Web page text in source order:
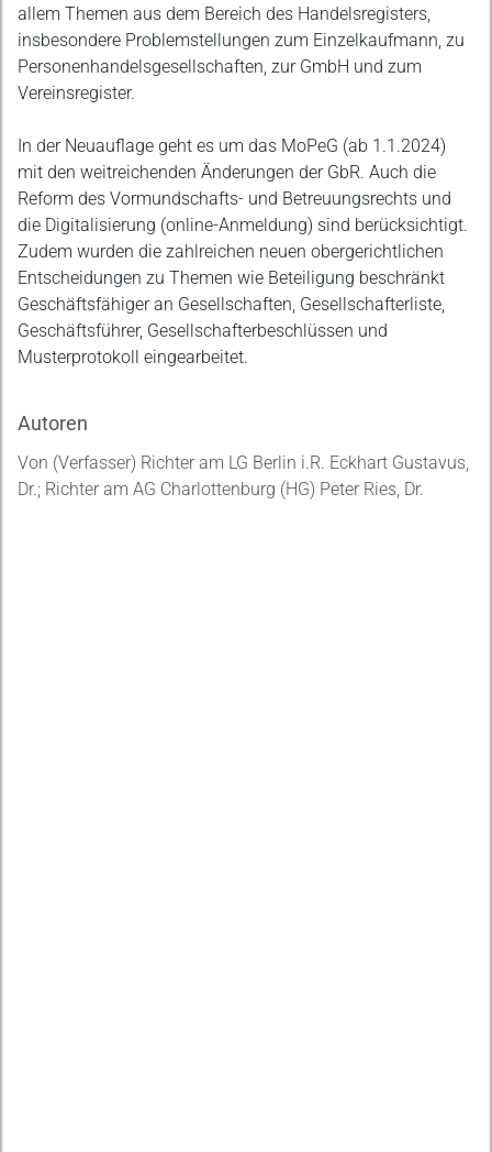
allem Themen aus dem Bereich des Handelsregisters,
insbesondere Problemstellungen zum Einzelkaufmann, zu
Personenhandelsgesellschaften, zur GmbH und zum
Vereinsregister.
In der Neuauflage geht es um das MoPeG (ab 1.1.2024)
mit den weitreichenden Änderungen der GbR. Auch die
Reform des Vormundschafts- und Betreuungsrechts und
die Digitalisierung (online-Anmeldung) sind berücksichtigt.
Zudem wurden die zahlreichen neuen obergerichtlichen
Entscheidungen zu Themen wie Beteiligung beschränkt
Geschäftsfähiger an Gesellschaften, Gesellschafterliste,
Geschäftsführer, Gesellschafterbeschlüssen und
Musterprotokoll eingearbeitet.
Autoren
Von (Verfasser) Richter am LG Berlin i.R. Eckhart Gustavus,
Dr.; Richter am AG Charlottenburg (HG) Peter Ries, Dr.